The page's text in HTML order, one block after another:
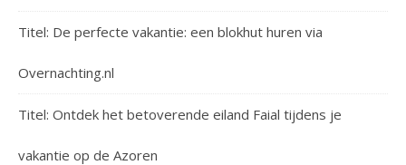
Titel: De perfecte vakantie: een blokhut huren via
Overnachting.nl
Titel: Ontdek het betoverende eiland Faial tijdens je
vakantie op de Azoren